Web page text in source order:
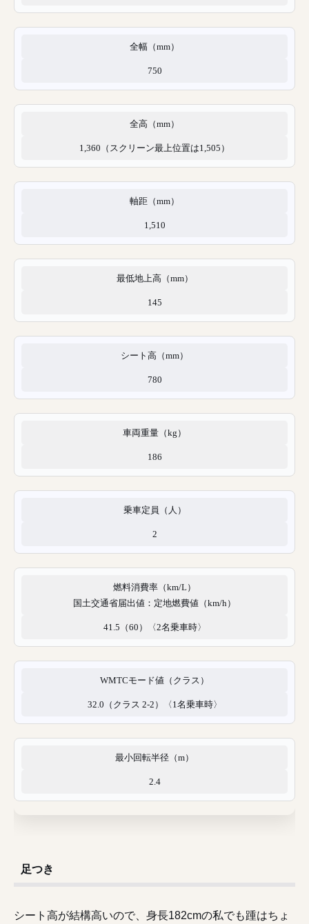
全幅（mm）
750
全高（mm）
1,360（スクリーン最上位置は1,505）
軸距（mm）
1,510
最低地上高（mm）
145
シート高（mm）
780
車両重量（kg）
186
乗車定員（人）
2
燃料消費率（km/L）
国土交通省届出値：定地燃費値（km/h）
41.5（60）〈2名乗車時〉
WMTCモード値（クラス）
32.0（クラス 2-2）〈1名乗車時〉
最小回転半径（m）
2.4
足つき
シート高が結構高いので、身長182cmの私でも踵はちょ